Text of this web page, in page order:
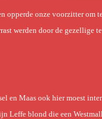
opperde onze voorzitter om
werden door de gezellige
en Maas ook hier moest
Leffe blond die een